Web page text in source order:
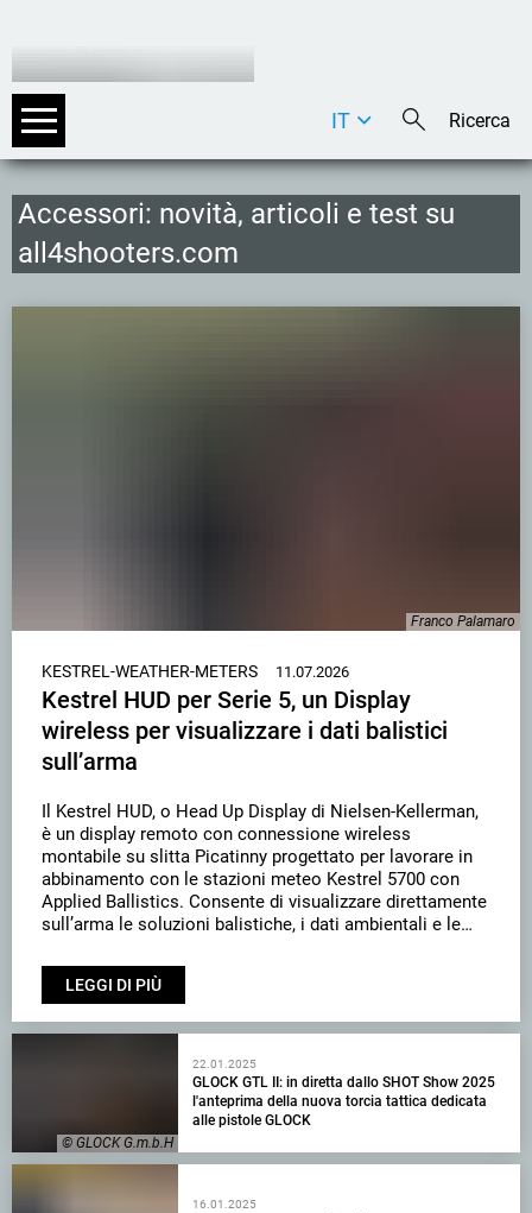
DE
IT
Accessori: novità, articoli e test su
all4shooters.com
Franco Palamaro
KESTREL-WEATHER-METERS 11.07.2026
Kestrel HUD per Serie 5, un Display
wireless per visualizzare i dati balistici
sull’arma
Il Kestrel HUD, o Head Up Display di Nielsen-Kellerman,
è un display remoto con connessione wireless
montabile su slitta Picatinny progettato per lavorare in
abbinamento con le stazioni meteo Kestrel 5700 con
Applied Ballistics. Consente di visualizzare direttamente
sull’arma le soluzioni balistiche, i dati ambientali e le
dall’ottica, riducendo …
LEGGI DI PIÙ
© GLOCK G.m.b.H
22.01.2025
GLOCK GTL II: in diretta dallo SHOT Show 2025
l'anteprima della nuova torcia tattica dedicata
alle pistole GLOCK
16.01.2025